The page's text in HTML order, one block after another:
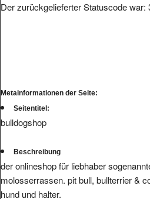
Der zurückgelieferter Statuscode war:
Metainformationen der Seite:
Seitentitel:
bulldogshop
Beschreibung
der onlineshop für liebhaber
molosserrassen. pit bull, bullterrier &
hund und halter.